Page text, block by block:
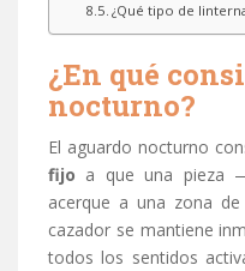
¿Qué tipo de
¿En qué
nocturno?
El aguardo nocturno
fijo a que una pieza
acerque a una zona
cazador se mantiene
todos los sentidos